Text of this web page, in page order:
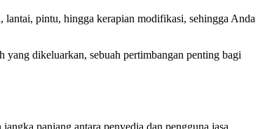
pintu, hingga kerapian modifikasi, sehingga Anda
yang dikeluarkan, sebuah pertimbangan penting bagi